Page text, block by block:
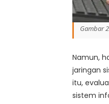
Gambar
Namun,
jaringan
itu,
sistem